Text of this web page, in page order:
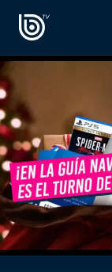
Radiograma
Expreso Bío Bío
Podría Ser Peor
La Entrevista
OPINIÓN
PODCAST